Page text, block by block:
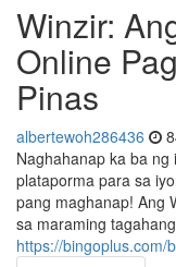
Winzir:
Online
Pinas
albertewoh286436
Naghahanap ka ba
plataporma para sa
pang maghanap! Ang
sa maraming
https://bingoplus.com/